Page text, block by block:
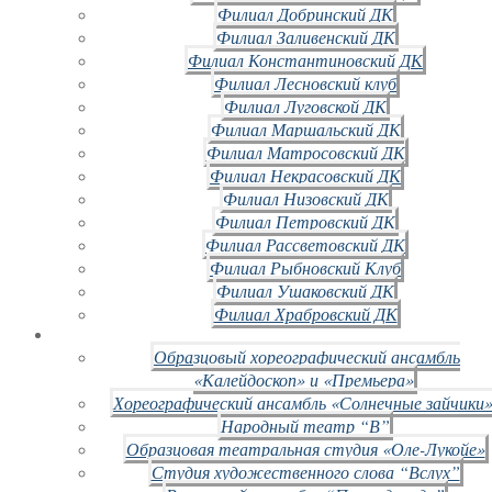
Филиал Добринский ДК
Филиал Заливенский ДК
Филиал Константиновский ДК
Филиал Лесновский клуб
Филиал Луговской ДК
Филиал Маршальский ДК
Филиал Матросовский ДК
Филиал Некрасовский ДК
Филиал Низовский ДК
Филиал Петровский ДК
Филиал Рассветовский ДК
Филиал Рыбновский Клуб
Филиал Ушаковский ДК
Филиал Храбровский ДК
Образцовый хореографический ансамбль
«Калейдоскоп» и «Премьера»
Хореографический ансамбль «Солнечные
Народный театр “В”
Образцовая театральная студия «Оле-Лукойе»
Студия художественного слова “Вслух”